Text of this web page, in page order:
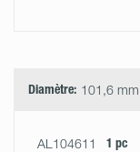
Diamètre: 101,6 mm
AL104611 1 pc